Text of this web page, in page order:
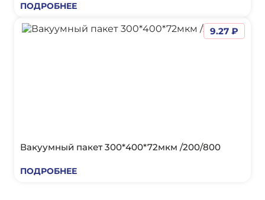
ПОДРОБНЕЕ
Вакуумный пакет 300*400*72мкм /200/800
ПОДРОБНЕЕ
9.27 ₽